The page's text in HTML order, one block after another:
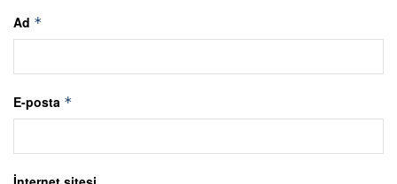
Ad *
E-posta *